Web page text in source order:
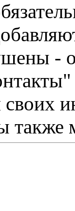
-
также